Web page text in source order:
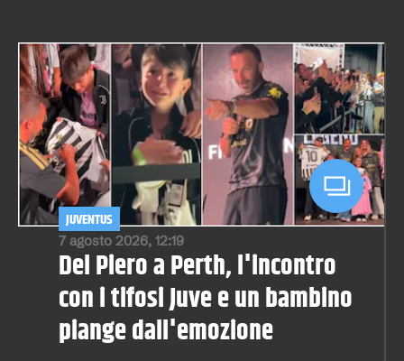
7 agosto 2026, 12:19
JUVENTUS
Del Piero a Perth, l'incontro
con i tifosi Juve e un bambino
piange dall'emozione